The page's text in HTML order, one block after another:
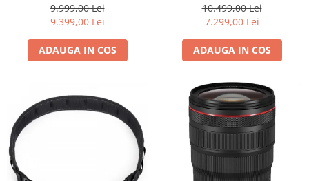
9.999,00 Lei
9.399,00 Lei
ADAUGA IN COS
camera mirrorless Micro Four
Thirds 20.4MP
10.499,00 Lei
7.299,00 Lei
ADAUGA IN COS